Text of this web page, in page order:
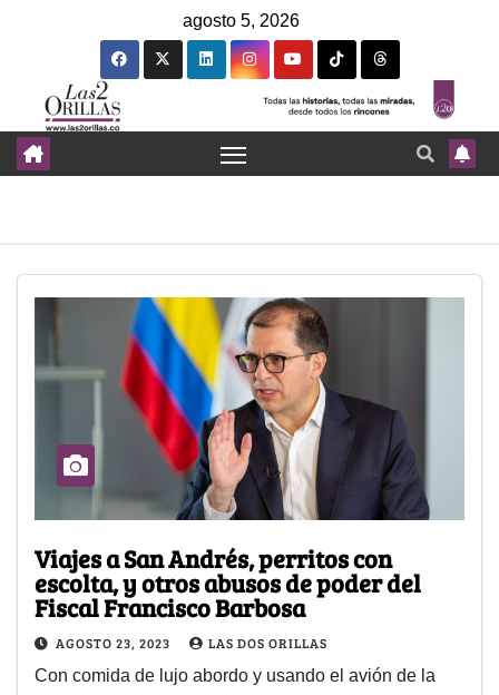
agosto 5, 2026
Viajes a San Andrés, perritos con
escolta, y otros abusos de poder del
Fiscal Francisco Barbosa
AGOSTO 23, 2023 LAS DOS ORILLAS
Con comida de lujo abordo y usando el avión de la